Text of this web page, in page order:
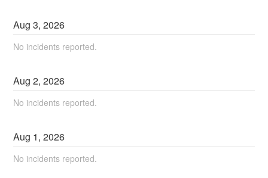
Aug3,2026
No incidents reported.
Aug2,2026
No incidents reported.
Aug 1,2026
No incidents reported.